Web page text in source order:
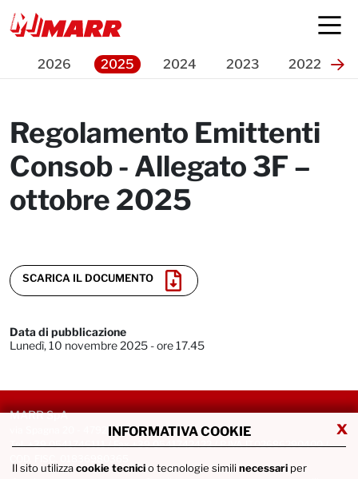
x
INFORMATIVA COOKIE
Il sito utilizzacookie tecnicio tecnologie similinecessari per
Press Release
2026 2025 2024 2023 2022
Regolamento Emittenti
Consob - Allegato 3F –
ottobre 2025
SCARICA IL DOCUMENTO
Data di pubblicazione
Lunedì, 10 novembre 2025 - ore 17.45
MARR SpA
via Spagna 20 - 47921 Rimini
Tel. +39 0541746111 / Fax +39 0541742422 / P.IVA IT02686290400 /